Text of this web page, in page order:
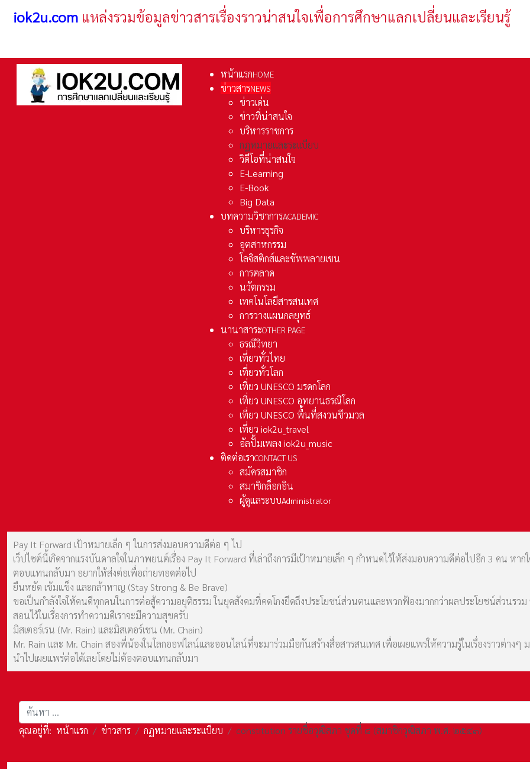
iok2u.com แหล่งรวมข้อมูลข่าวสารเรื่องราวน่าสนใจเพื่อการศึกษาแลกเปลี่ยนและเรียนรู้
หน้าแรกHOME
ข่าวสารNEWS
ข่าวเด่น
ข่าวที่น่าสนใจ
บริหารราชการ
กฏหมายและระเเบียบ
วิดีโอที่น่าสนใจ
E-Learning
E-Book
Big Data
บทความวิชาการACADEMIC
บริหารธุรกิจ
อุตสาหกรรม
โลจิสติกส์และชัพพลายเชน
การตลาด
นวัตกรรม
เทคโนโลยีสารสนเทศ
การวางแผนกลยุทธ์
นานาสาระOTHER PAGE
ธรณีวิทยา
เที่ยวทั่วไทย
เที่ยวทั่วโลก
เที่ยว UNESCO มรดกโลก
เที่ยว UNESCO อุทยานธรณีโลก
เที่ยว UNESCO พื้นที่สงวนชีวมวล
เที่ยว iok2u_travel
อัลปั้มเพลง iok2u_music
ติดต่อเราCONTACT US
สมัครสมาชิก
สมาชิกล็อกอิน
ผู้ดูแลระบบAdministrator
Pay It Forward เป้าหมายเล็ก ๆ ในการส่งมอบความดีต่อ ๆ ไป
เว็ปไซต์นี้เกิดจากแรงบันดาลใจในภาพยนต์เรื่อง Pay It Forward ที่เล่าถึงการมีเป้าหมายเล็ก ๆ กำหนดไว้ให้ส่งมอบความดีต่อไปอีก 3 คน หา
ตอบแทนกลับมา อยากให้ส่งต่อเพื่อถ่ายทอดต่อไป
ยืนหยัด เข้มแข็ง และกล้าหาญ (Stay Strong & Be Brave)
ขอเป็นกำลังใจให้คนดีทุกคนในการต่อสู้ความอยุติธรรม ในยุคสังคมที่คดโกงยึดถึงประโยชน์ส่วนตนและพวกฟ้องมากกว่าผลประโยชน์ส่วนร
สอนไว้ในเรื่องการทำความดีเราจะมีความสุขครับ
มิสเตอร์เรน (Mr. Rain) และมิสเตอร์เชน (Mr. Chain)
Mr. Rain และ Mr. Chain สองพี่น้องในโลกออฟไลน์และออนไลน์ที่จะมาร่วมมือกันสร้างสื่อสารสนเทศ เพื่อเผยแพร่ให้ความรู้ในเรื่องราวต่างๆ
นำไปเผยแพร่ต่อได้เลยโดยไม่ต้องตอบแทนกลับมา
การค้นหา
คุณอยู่ที่: หน้าแรก ข่าวสาร กฏหมายและระเเบียบ constitution รายชื่อวุฒิสภา ชุดที่ ๘ (สมาชิกวุฒิสภา พ.ศ. ๒๕๔๓)